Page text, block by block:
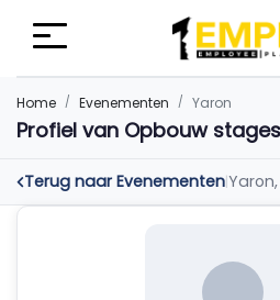
Home Evenementen Yaron
Profiel van Opbouw
Terug naar Evenementen|